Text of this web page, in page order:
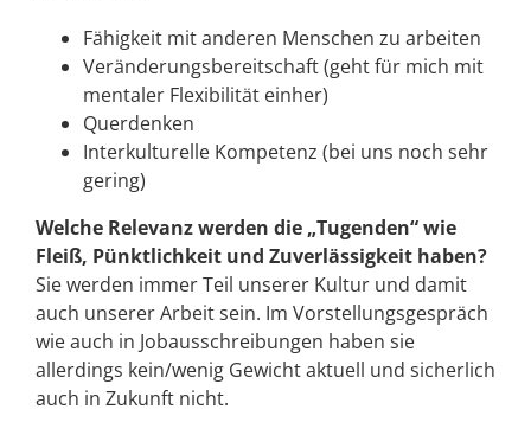
Fähigkeit mit anderen Menschen zu arbeiten
Veränderungsbereitschaft (geht für mich mit
mentaler Flexibilität einher)
Querdenken
Interkulturelle Kompetenz (bei uns noch sehr
gering)
Welche Relevanz werden die „Tugenden“ wie
Fleiß, Pünktlichkeit und Zuverlässigkeit haben?
Sie werden immer Teil unserer Kultur und damit
auch unserer Arbeit sein. Im Vorstellungsgespräch
wie auch in Jobausschreibungen haben sie
allerdings kein/wenig Gewicht aktuell und sicherlich
auch in Zukunft nicht.